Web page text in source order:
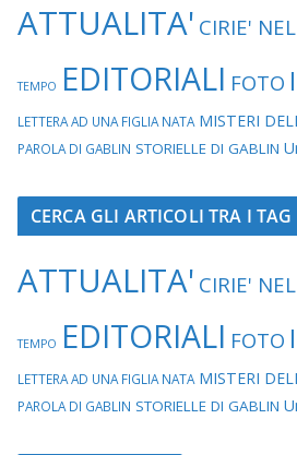
ATTUALITA' CIRIE'
TEMPO EDITORIALI FOTO
LETTERA AD UNA FIGLIA NATA MISTERI
PAROLA DI GABLIN STORIELLE DI GABLIN
CERCA GLI ARTICOLI TRA I TAG
ATTUALITA' CIRIE'
TEMPO EDITORIALI FOTO
LETTERA AD UNA FIGLIA NATA MISTERI
PAROLA DI GABLIN STORIELLE DI GABLIN